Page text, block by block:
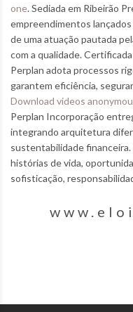
one. Sediada em Ribeirão
empreendimentos
de uma atuação pautada
com a qualidade.
Perplan adota processos
garantem eficiência,
Download videos
Perplan Incorporação
integrando arquitetura
sustentabilidade
histórias de vida,
sofisticação,